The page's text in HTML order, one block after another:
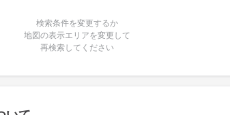
検索条件を変更するか
地図の表示エリアを変更して
再検索してください